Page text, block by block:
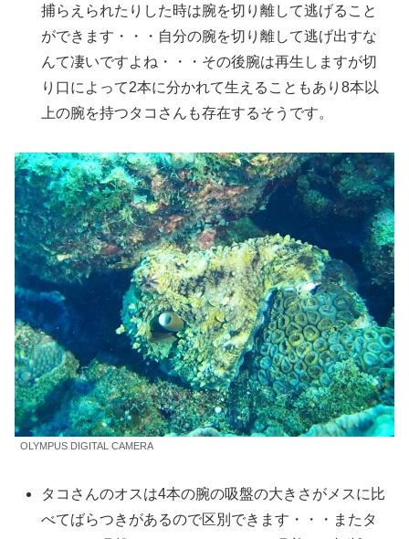
捕らえられたりした時は腕を切り離して逃げること
ができます・・・自分の腕を切り離して逃げ出すな
んて凄いですよね・・・その後腕は再生しますが切
り口によって2本に分かれて生えることもあり8本以
上の腕を持つタコさんも存在するそうです。
OLYMPUS DIGITAL CAMERA
タコさんのオスは4本の腕の吸盤の大きさがメスに比
べてばらつきがあるので区別できます・・・またタ